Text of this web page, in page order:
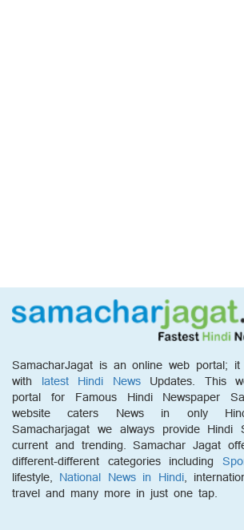
SamacharJagat is an online web portal;
with latest Hindi NewsUpdates. This
portal for Famous Hindi Newspaper
website caters News in only
Samacharjagat we always provide Hindi
current and trending. Samachar Jagat
different-different categories including
lifestyle, National News in Hindi,
travel and many more in just one tap.